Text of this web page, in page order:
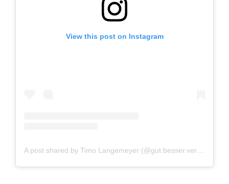
View this post on Instagram
A post shared by Timo Langemeyer (@gut.besser.vermesser)